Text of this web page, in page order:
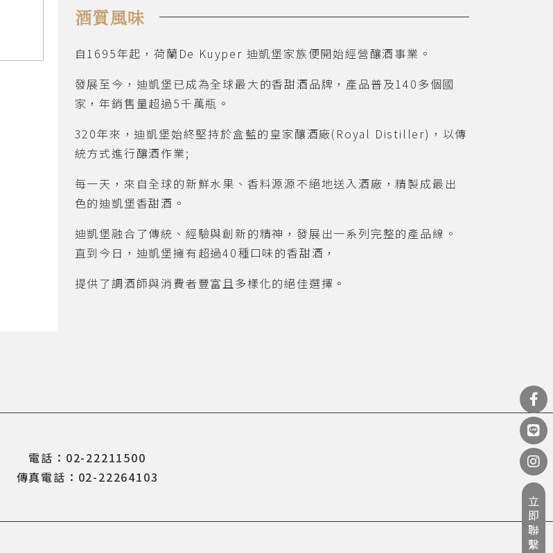
酒質風味
自1695年起，荷蘭De Kuyper 迪凱堡家族便開始經營釀酒事業。
發展至今，迪凱堡已成為全球最大的香甜酒品牌，產品普及140多個國
家，年銷售量超過5千萬瓶。
320年來，迪凱堡始終堅持於盒藍的皇家釀酒廠(Royal Distiller)，以傳
統方式進行釀酒作業;
每一天，來自全球的新鮮水果、香料源源不絕地送入酒廠，精製成最出
色的迪凱堡香甜酒。
迪凱堡融合了傳統、經驗與創新的精神，發展出一系列完整的產品線。
直到今日，迪凱堡擁有超過40種口味的香甜酒，
提供了調酒師與消費者豐富且多樣化的絕佳選擇。
立即聯繫
電話：02-22211500
傳真電話：02-22264103